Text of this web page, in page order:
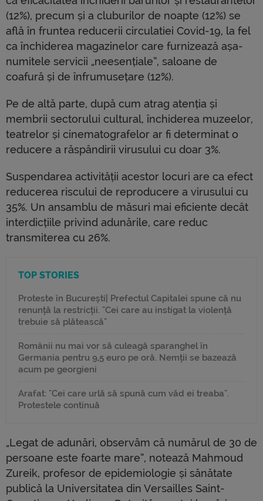
(12%), precum și a cluburilor de noapte (12%) se
află în fruntea reducerii circulatiei Covid-19, la fel
ca închiderea magazinelor care furnizează așa-
numitele servicii „neesențiale”, saloane de
coafură și de înfrumusețare (12%).
Pe de altă parte, după cum atrag atenția și
membrii sectorului cultural, închiderea muzeelor,
teatrelor și cinematografelor ar fi determinat o
reducere a răspândirii virusului cu doar 3%.
Suspendarea activității acestor locuri are ca efect
reducerea riscului de reproducere a virusului cu
35%. Un ansamblu de măsuri mai eficiente decât
interdicțiile privind adunările, care reduc
transmiterea cu 26%.
TOP STORIES
Proteste în București| Prefectul Capitalei spune că nu
renunță la restricții. "Cei care au instigat la violență
trebuie să plătească"
Românii nu mai vor să culeagă sparanghel în
Germania pentru 9,5 euro pe oră. Nemții se bazează
acum pe georgieni
Arafat: "Cei care urlă să spună cum văd ei treaba".
Protestele continuă
„Legat de adunări, observăm că numărul de 30 de
persoane este foarte mare”, notează Mahmoud
Zureik, profesor de epidemiologie și sănătate
publică la Universitatea din Versailles Saint-